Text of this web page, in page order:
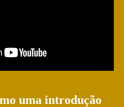
uma introdução